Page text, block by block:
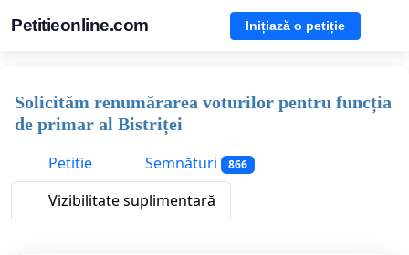
Petitieonline.com Inițiază o petiție
Solicităm renumărarea voturilor pentru funcția
de primar al Bistriței
Petitie
Semnături 866
Vizibilitate suplimentară